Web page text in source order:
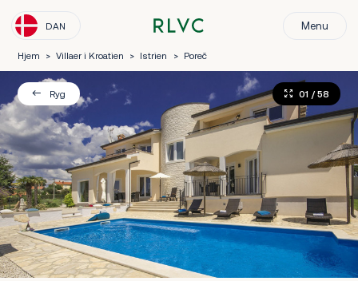
DAN Menu
Hjem > Villaer i Kroatien > Istrien > Poreč
Ryg 01 / 58